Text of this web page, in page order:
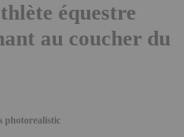
équestre
au coucher du
photorealistic